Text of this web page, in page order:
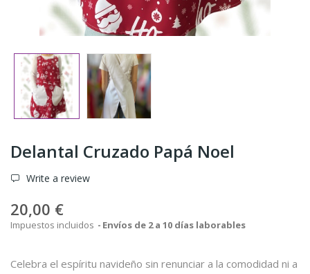
Delantal Cruzado Papá Noel
Write a review
20,00 €
Impuestos incluidos Envíos de 2 a 10 días laborables
Celebra el espíritu navideño sin renunciar a la comodidad ni a